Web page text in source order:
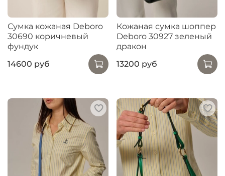
Сумка кожаная Deboro
30690 коричневый
фундук
14600 руб
Кожаная сумка шоппер
Deboro 30927 зеленый
дракон
13200 руб